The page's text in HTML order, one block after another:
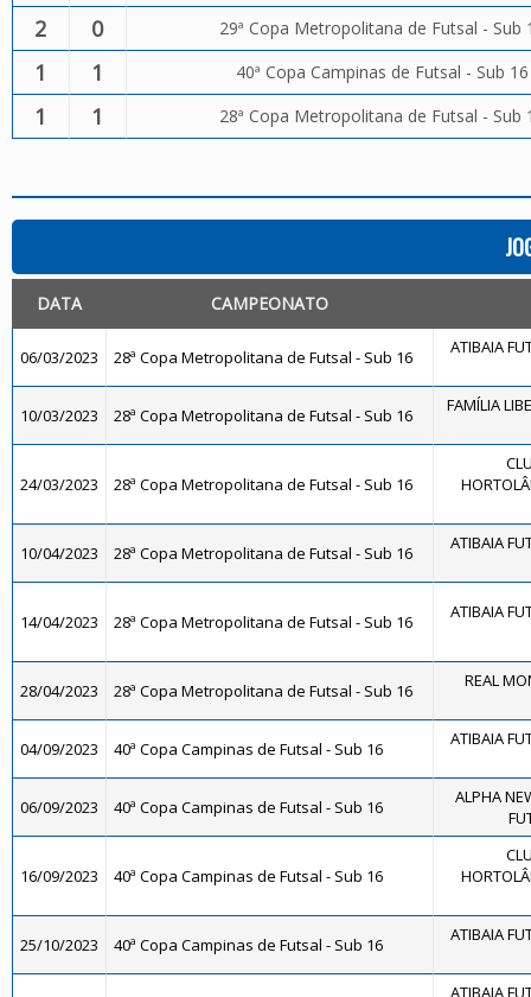
2 0 29ª Copa Metropolitana de Futsal - Sub
1 1 40ª Copa Campinas de Futsal - Sub 16
1 1 28ª Copa Metropolitana de Futsal - Sub
DATA CAMPEONATO
06/03/2023 28ª Copa Metropolitana de Futsal - Sub 16 ATIBAIA
10/03/2023 28ª Copa Metropolitana de Futsal - Sub 16 FAMÍLIA
24/03/2023 28ª Copa Metropolitana de Futsal - Sub 16
10/04/2023 28ª Copa Metropolitana de Futsal - Sub 16 ATIBAIA
14/04/2023 28ª Copa Metropolitana de Futsal - Sub 16 ATIBAIA
28/04/2023 28ª Copa Metropolitana de Futsal - Sub 16 REAL
04/09/2023 40ª Copa Campinas de Futsal - Sub 16 ATIBAIA
06/09/2023 40ª Copa Campinas de Futsal - Sub 16
ALPHA
16/09/2023 40ª Copa Campinas de Futsal - Sub 16
25/10/2023 40ª Copa Campinas de Futsal - Sub 16 ATIBAIA
ATIBAIA